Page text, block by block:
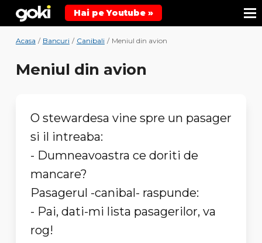
Hai pe Youtube »
Acasa / Bancuri / Canibali / Meniul din avion
Meniul din avion
O stewardesa vine spre un pasager
si il intreaba:
- Dumneavoastra ce doriti de
mancare?
Pasagerul -canibal- raspunde:
- Pai, dati-mi lista pasagerilor, va
rog!